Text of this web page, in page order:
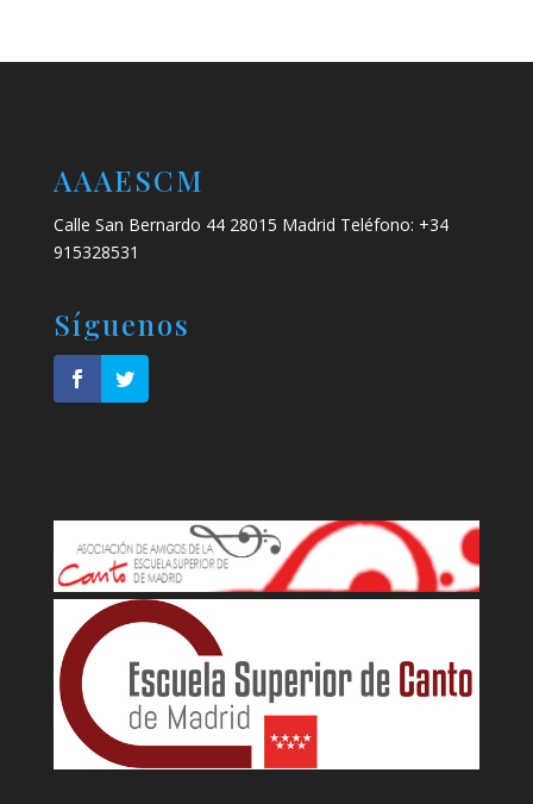
AAAESCM
Calle San Bernardo 44 28015 Madrid Teléfono: +34
915328531
Síguenos